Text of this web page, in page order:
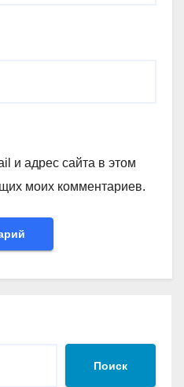
и адрес сайта в этом
моих комментариев.
Поиск